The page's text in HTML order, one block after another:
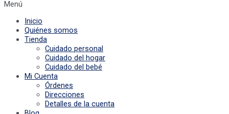
Menú
Inicio
Quiénes somos
Tienda
Cuidado personal
Cuidado del hogar
Cuidado del bebé
Mi Cuenta
Órdenes
Direcciones
Detalles de la cuenta